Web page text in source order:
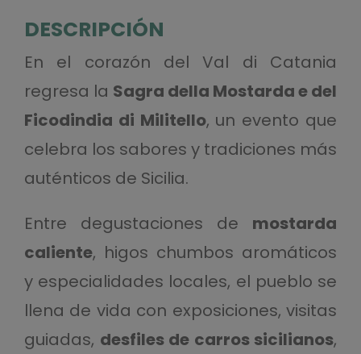
DESCRIPCIÓN
En el corazón del Val di Catania
regresa la Sagra della Mostarda e del
Ficodindia di Militello, un evento que
celebra los sabores y tradiciones más
auténticos de Sicilia.
Entre degustaciones de mostarda
caliente, higos chumbos aromáticos
y especialidades locales, el pueblo se
llena de vida con exposiciones, visitas
guiadas, desfiles de carros sicilianos,